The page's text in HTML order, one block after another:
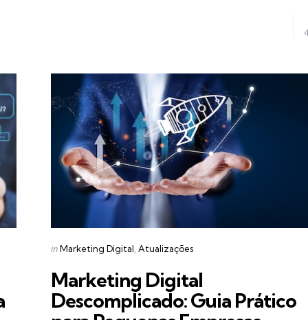
Categories
Posted
inMarketing Digital Atualizações
Marketing Digital
Descomplicado: Guia Prático